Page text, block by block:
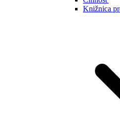
Knižnica